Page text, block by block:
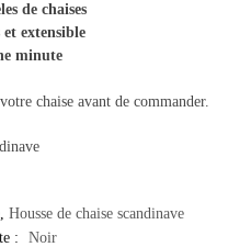
de chaises
extensible
minute
chaise avant de commander.
Housse de chaise scandinave
:
Noir